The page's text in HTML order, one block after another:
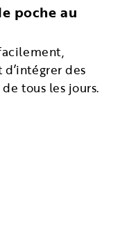
poche au
des
tous les jours.